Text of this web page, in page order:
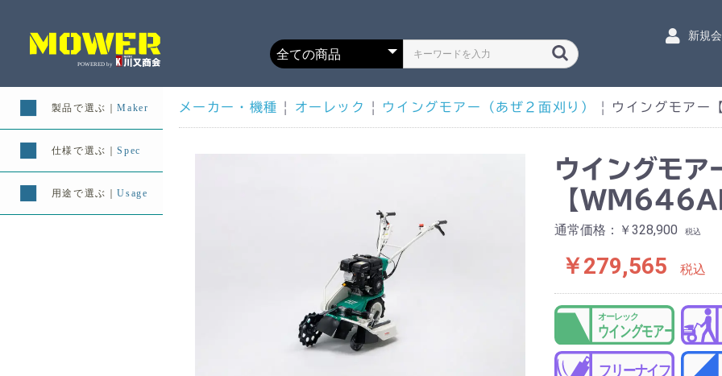
新規
メーカー・機種 | オーレック | ウイングモアー（あぜ２面刈り） | ウイングモアー
ウイングモア
【
通常価格：￥328,900 税込
￥279,565 税込